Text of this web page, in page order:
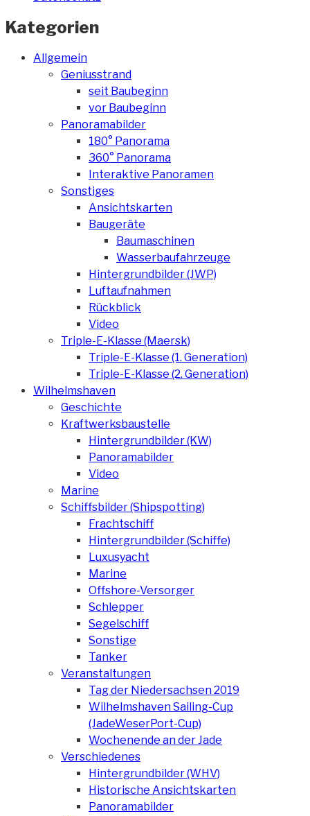
Kategorien
Allgemein
Geniusstrand
seit Baubeginn
vor Baubeginn
Panoramabilder
180° Panorama
360° Panorama
Interaktive Panoramen
Sonstiges
Ansichtskarten
Baugeräte
Baumaschinen
Wasserbaufahrzeuge
Hintergrundbilder (JWP)
Luftaufnahmen
Rückblick
Video
Triple-E-Klasse (Maersk)
Triple-E-Klasse (1. Generation)
Triple-E-Klasse (2. Generation)
Wilhelmshaven
Geschichte
Kraftwerksbaustelle
Hintergrundbilder (KW)
Panoramabilder
Video
Marine
Schiffsbilder (Shipspotting)
Frachtschiff
Hintergrundbilder (Schiffe)
Luxusyacht
Marine
Offshore-Versorger
Schlepper
Segelschiff
Sonstige
Tanker
Veranstaltungen
Tag der Niedersachsen 2019
Wilhelmshaven Sailing-Cup
(JadeWeserPort-Cup)
Wochenende an der Jade
Verschiedenes
Hintergrundbilder (WHV)
Historische Ansichtskarten
Panoramabilder